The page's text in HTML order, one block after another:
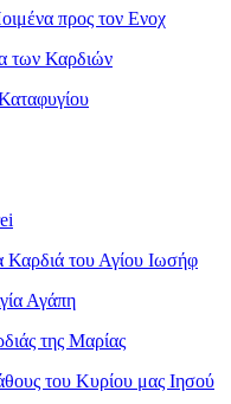
προς τον Ενοχ
των Καρδιών
του Αγίου Ιωσήφ
Αγάπη
της Μαρίας
του Κυρίου μας Ιησού